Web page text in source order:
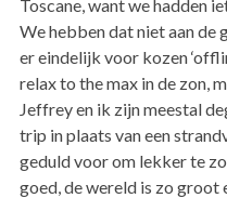
Toscane, want we hadden
We hebben dat niet aan de
er eindelijk voor kozen
relax to the max in de zon,
Jeffrey en ik zijn meestal
trip in plaats van een
geduld voor om lekker te
goed, de wereld is zo groot